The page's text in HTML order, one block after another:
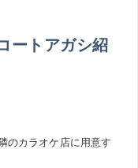
ートアガシ紹
のカラオケ店に用意す